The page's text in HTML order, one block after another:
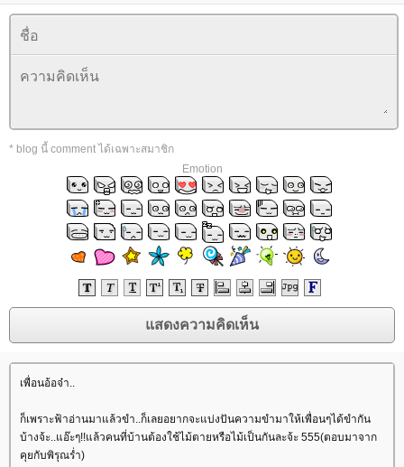
* blog นี้ comment ได้เฉพาะสมาชิก
Emotion
เพื่อนอ้อจ๋า..
ก็เพราะฟ้าอ่านมาแล้วขำ..ก็เลยอยากจะแบ่งปันความขำมาให้เพื่อนๆได้ขำกัน
บ้างจ้ะ..แอ๊ะๆ!!แล้วคนที่บ้านต้องใช้ไม้ตายหรือไม้เป็นกันละจ้ะ 555(ตอบมาจาก
คุยกับพิรุณร่ำ)